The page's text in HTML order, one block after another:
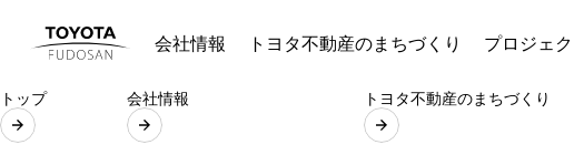
会社情報 トヨタ不動産のまちづくり プロジェク
トップ 会社情報 トヨタ不動産のまちづくり